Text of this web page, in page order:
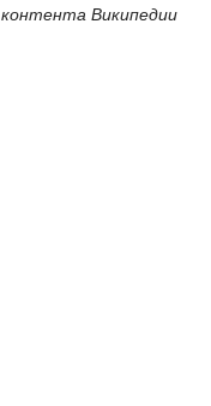
контента Википедии